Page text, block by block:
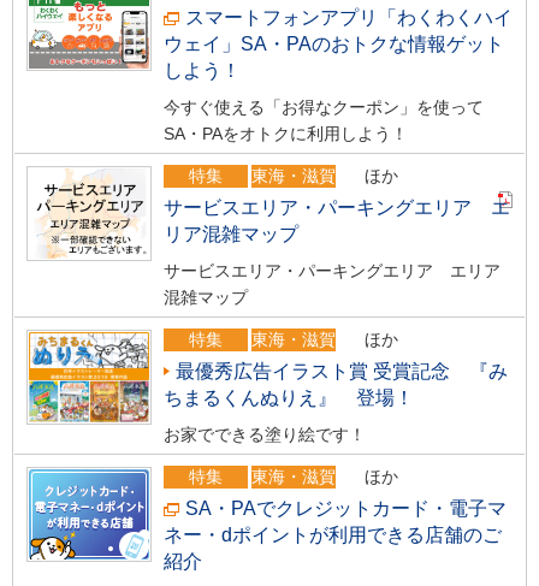
スマートフォンアプリ「わくわくハイ
ウェイ」SA・PAのおトクな情報ゲット
しよう！
今すぐ使える「お得なクーポン」を使って
SA・PAをオトクに利用しよう！
特集 東海・滋賀 ほか
サービスエリア・パーキングエリア エ
リア混雑マップ
サービスエリア・パーキングエリア エリア
混雑マップ
特集 東海・滋賀 ほか
最優秀広告イラスト賞 受賞記念 『み
ちまるくんぬりえ』 登場！
お家でできる塗り絵です！
特集 東海・滋賀 ほか
SA・PAでクレジットカード・電子マ
ネー・dポイントが利用できる店舗のご
紹介